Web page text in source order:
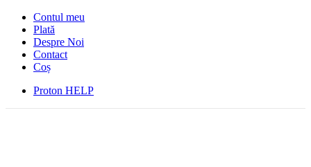
Contul meu
Plată
Despre Noi
Contact
Coș
Proton HELP